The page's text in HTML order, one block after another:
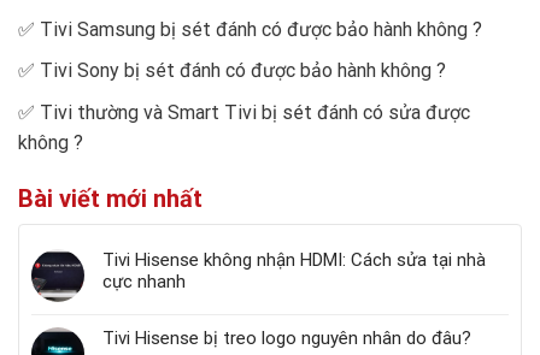
✅ Tivi Samsung bị sét đánh có được bảo hành không ?
✅ Tivi Sony bị sét đánh có được bảo hành không ?
✅ Tivi thường và Smart Tivi bị sét đánh có sửa được
không ?
Bài viết mới nhất
Tivi Hisense không nhận HDMI: Cách sửa tại nhà
cực nhanh
Tivi Hisense bị treo logo nguyên nhân do đâu?